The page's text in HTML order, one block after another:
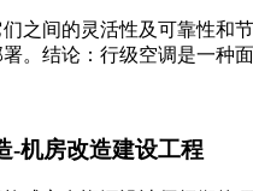
之间的灵活性及可靠性和
。结论：行级空调是一种
-机房改造建设工程